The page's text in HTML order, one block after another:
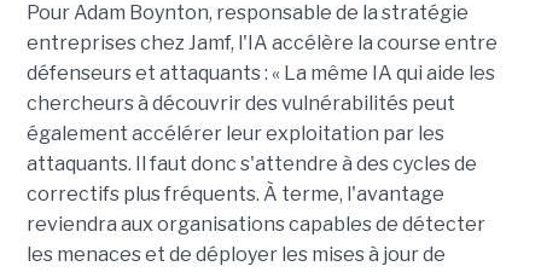
PourAdam Boynton, responsable de la stratégie
entreprises chezJamf, l'IA accélère la course entre
défenseurs et attaquants : « La même IA qui aide les
chercheurs à découvrir des vulnérabilités peut
également accélérer leur exploitation par les
attaquants. Il faut donc s'attendre à des cycles de
correctifs plus fréquents. À terme, l'avantage
reviendra aux organisations capables de détecter
les menaces et de déployer les mises à jour de